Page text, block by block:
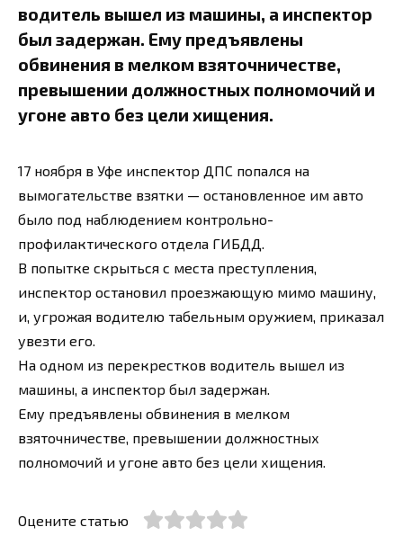
водитель вышел из машины, а инспектор
был задержан. Ему предъявлены
обвинения в мелком взяточничестве,
превышении должностных полномочий и
угоне авто без цели хищения.
17 ноября в Уфе инспектор ДПС попался на
вымогательстве взятки — остановленное им авто
было под наблюдением контрольно-
профилактического отдела ГИБДД.
В попытке скрыться с места преступления,
инспектор остановил проезжающую мимо машину,
и, угрожая водителю табельным оружием, приказал
увезти его.
На одном из перекрестков водитель вышел из
машины, а инспектор был задержан.
Ему предъявлены обвинения в мелком
взяточничестве, превышении должностных
полномочий и угоне авто без цели хищения.
Оцените статью